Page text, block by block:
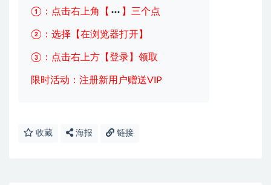
①：点击右上角【 】三个点
②：选择【在浏览器打开】
③：点击右上方【登录】领取
限时活动：注册新用户赠送VIP
收藏 海报 链接